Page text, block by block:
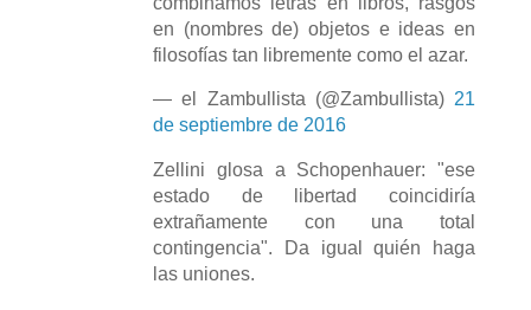
en (nombres de) objetos e ideas en
filosofías tan libremente como el azar.
— el Zambullista (@Zambullista) 21
de septiembre de 2016
Zellini glosa a Schopenhauer: "ese
estado de libertad coincidiría
extrañamente con una total
contingencia". Da igual quién haga
las uniones.